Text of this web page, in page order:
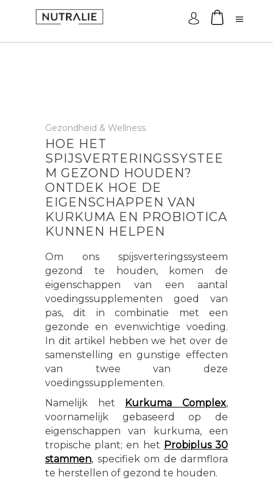
Log in
Gezondheid & Wellness
HOE HET
SPIJSVERTERINGSSYSTEE
M GEZOND HOUDEN?
ONTDEK HOE DE
EIGENSCHAPPEN VAN
KURKUMA EN PROBIOTICA
KUNNEN HELPEN
Om ons spijsverteringssysteem
gezond te houden, komen de
eigenschappen van een aantal
voedingssupplementen goed van
pas, dit in combinatie met een
gezonde en evenwichtige voeding.
In dit artikel hebben we het over de
samenstelling en gunstige effecten
van twee van deze
voedingssupplementen.
Namelijk het Kurkuma Complex,
voornamelijk gebaseerd op de
eigenschappen van kurkuma, een
tropische plant; en het Probiplus 30
stammen, specifiek om de darmflora
te herstellen of gezond te houden.